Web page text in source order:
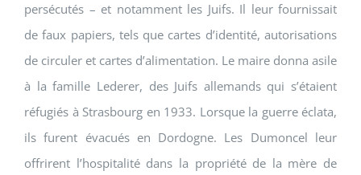
persécutés – et notamment les Juifs. Il leur fournissait
de faux papiers, tels que cartes d’identité, autorisations
de circuler et cartes d’alimentation. Le maire donna asile
à la famille Lederer, des Juifs allemands qui s’étaient
réfugiés à Strasbourg en 1933. Lorsque la guerre éclata,
ils furent évacués en Dordogne. Les Dumoncel leur
offrirent l’hospitalité dans la propriété de la mère de